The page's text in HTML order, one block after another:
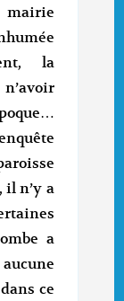
la
il n’y a
a
ce